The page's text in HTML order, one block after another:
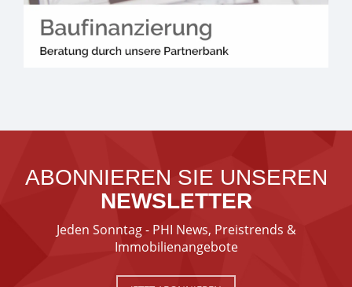
ABONNIEREN SIE UNSEREN
NEWSLETTER
Jeden Sonntag - PHI News, Preistrends &
Immobilienangebote